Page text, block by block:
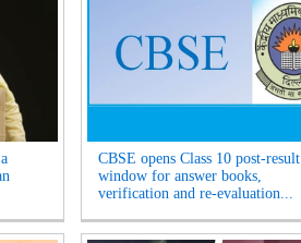
CBSE opens Class 10 post-result
window for answer books,
verification and re-evaluation...